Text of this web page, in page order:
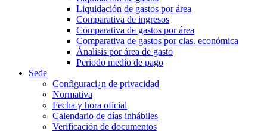
Liquidación de gastos por área
Comparativa de ingresos
Comparativa de gastos por área
Comparativa de gastos por clas. económica
Ánalisis por área de gasto
Periodo medio de pago
Sede
Configuraci¿n de privacidad
Normativa
Fecha y hora oficial
Calendario de días inhábiles
Verificación de documentos